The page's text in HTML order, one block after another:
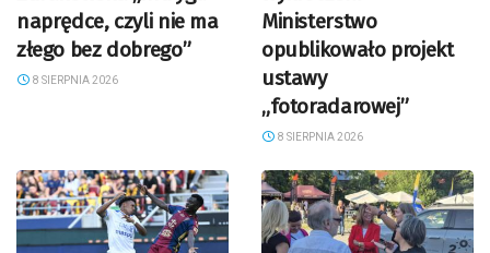
naprędce, czyli nie ma
złego bez dobrego”
8 SIERPNIA 2026
Ministerstwo
opublikowało projekt
ustawy
„fotoradarowej”
8 SIERPNIA 2026